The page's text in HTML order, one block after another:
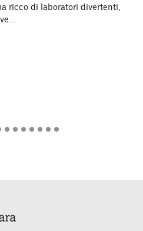
ricco di laboratori divertenti,